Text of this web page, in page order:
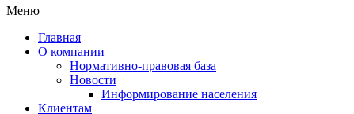
Меню
Главная
О компании
Нормативно-правовая база
Новости
Информирование населения
Клиентам